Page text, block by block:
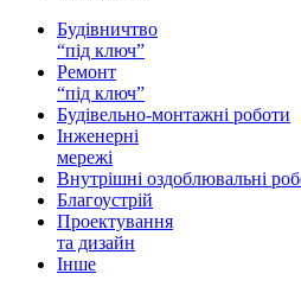
Будівничтво
“під ключ”
Ремонт
“під ключ”
Будівельно-монтажні роботи
Інженерні
мережі
Внутрішні оздоблювальні
Благоустрій
Проектування
та дизайн
Інше